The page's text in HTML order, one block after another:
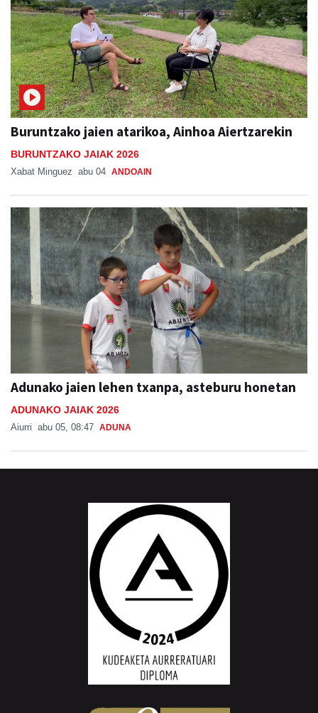
Buruntzako jaien atarikoa, Ainhoa Aiertzarekin
BURUNTZAKO JAIAK 2026
Xabat Minguez abu 04 ANDOAIN
Adunako jaien lehen txanpa, asteburu honetan
ADUNAKO JAIAK 2026
Aiurri abu 05, 08:47 ADUNA